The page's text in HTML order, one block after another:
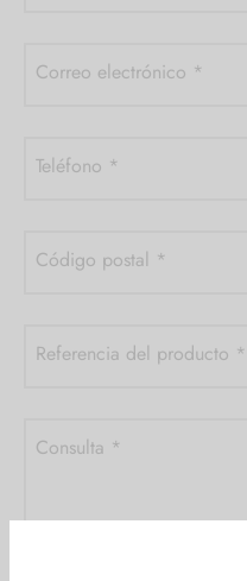
Correo electrónico *
Teléfono *
Código postal *
Referencia del producto *
Consulta *